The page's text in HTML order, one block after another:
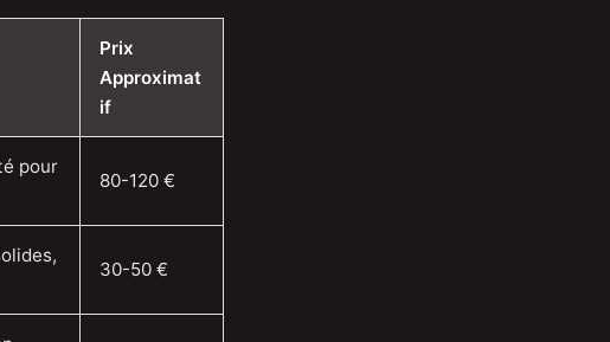
Prix
Approximat
if
pour
80-120 €
30-50 €